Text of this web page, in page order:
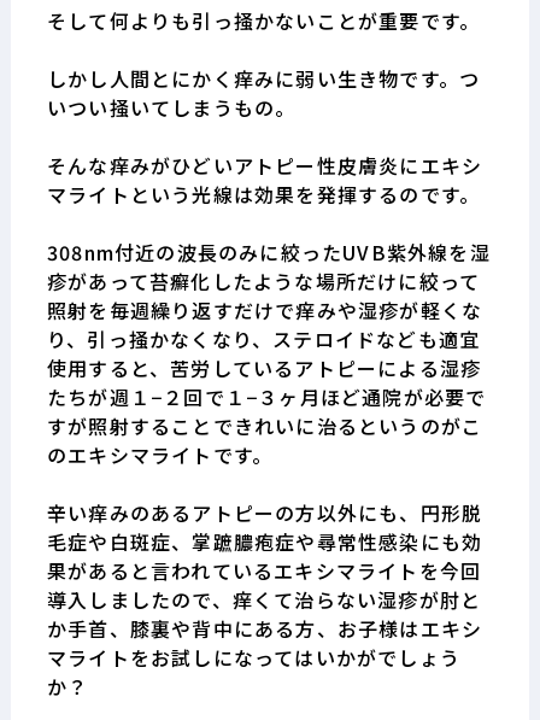
そして何よりも引っ掻かないことが重要です。
しかし人間とにかく痒みに弱い生き物です。つ
いつい掻いてしまうもの。
そんな痒みがひどいアトピー性皮膚炎にエキシ
マライトという光線は効果を発揮するのです。
308nm付近の波長のみに絞ったUVB紫外線を湿
疹があって苔癬化したような場所だけに絞って
照射を毎週繰り返すだけで痒みや湿疹が軽くな
り、引っ掻かなくなり、ステロイドなども適宜
使用すると、苦労しているアトピーによる湿疹
たちが週１−２回で１−３ヶ月ほど通院が必要で
すが照射することできれいに治るというのがこ
のエキシマライトです。
辛い痒みのあるアトピーの方以外にも、円形脱
毛症や白斑症、掌蹠膿疱症や尋常性感染にも効
果があると言われているエキシマライトを今回
導入しましたので、痒くて治らない湿疹が肘と
か手首、膝裏や背中にある方、お子様はエキシ
マライトをお試しになってはいかがでしょう
か？